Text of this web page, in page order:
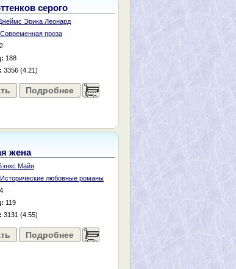
серого
Эрика Леонард
Современная проза
188
3356 (4.21)
Подробнее ......
жена
Майя
Исторические любовные романы
119
3131 (4.55)
Подробнее ......